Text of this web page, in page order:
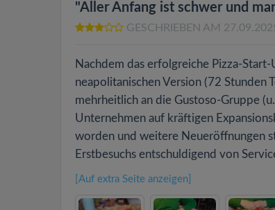
"Aller Anfang ist schwer und
GESCHRIEBEN AM
Nachdem das erfolgreiche Pizza-
neapolitanischen Version (72 Stunden
mehrheitlich an die Gustoso-Gruppe
Unternehmen auf kräftigen
worden und weitere Neueröffnungen
Erstbesuchs entschuldigend von
[Auf extra Seite anzeigen]